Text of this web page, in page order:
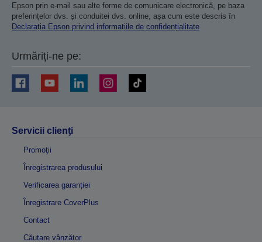
Epson prin e-mail sau alte forme de comunicare electronică, pe baza
preferințelor dvs. și conduitei dvs. online, așa cum este descris în
Declarația Epson privind informațiile de confidențialitate
Urmăriți-ne pe:
Servicii clienţi
Promoţii
Înregistrarea produsului
Verificarea garanției
Înregistrare CoverPlus
Contact
Căutare vânzător